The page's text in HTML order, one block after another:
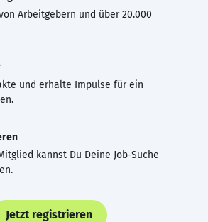
Arbeitgebern und über 20.000
und erhalte Impulse für ein
kannst Du Deine Job-Suche
Jetzt registrieren